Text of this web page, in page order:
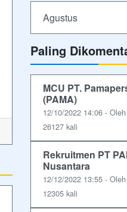
Agustus
Paling
MCU PT.
(PAMA)
12/10/2022 14:06 -
26127 kali
Rekruitmen PT
Nusantara
12/12/2022 13:55 -
12305 kali